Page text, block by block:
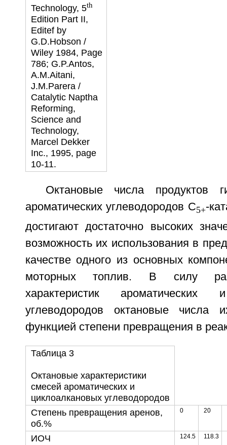
Technology, 5th
Edition Part II,
Editef by
G.D.Hobson /
Wiley 1984, Page
786; G.P.Antos,
A.M.Aitani,
J.M.Parera /
Catalytic Naptha
Reforming,
Science and
Technology,
Marcel Dekker
Inc., 1995, page
10-11.
Октановые числа продуктов
ароматических углеводородов С5+-
достигают достаточно высоких
возможность их использования в
качестве одного из основных
моторных топлив. В силу
характеристик ароматических
углеводородов октановые числа
функцией степени превращения в
Таблица 3
Октановые характеристики
смесей ароматических и
циклоалкановых углеводородов
Степень превращения аренов,
об.%
0 20
ИОЧ 124.5 118.3